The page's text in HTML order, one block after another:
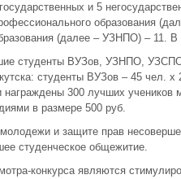
и 5
образования
(далее – УЗНПО) – 11.
студенты ВУЗов, УЗНПО,
студенты ВУЗов – 45
награждены 300 лучших учеников
в размере 500 руб.
и защите прав
студенческое общежитие.
конкурса являются